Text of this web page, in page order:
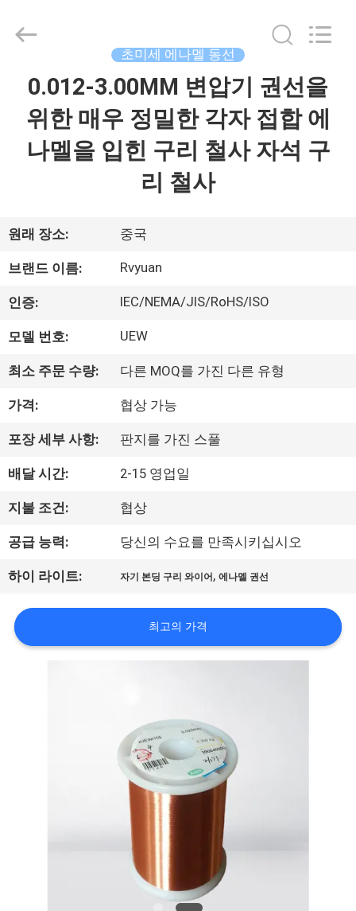
동
영
상
우
리
에
대
하
여
공
여
2026
Material
Reserved.
초미세 에나멜 동선
0.012-3.00MM 변압기 권선을
위한 매우 정밀한 각자 접합 에
나멜을 입힌 구리 철사 자석 구
리 철사
원래 장소: 중국
브랜드 이름: Rvyuan
인증: IEC/NEMA/JIS/RoHS/ISO
모델 번호: UEW
최소 주문 수량: 다른 MOQ를 가진 다른 유형
가격: 협상 가능
포장 세부 사항: 판지를 가진 스풀
배달 시간: 2-15 영업일
지불 조건: 협상
공급 능력: 당신의 수요를 만족시키십시오
하이 라이트: 자기 본딩 구리 와이어 ,에나멜 권선
최고의 가격